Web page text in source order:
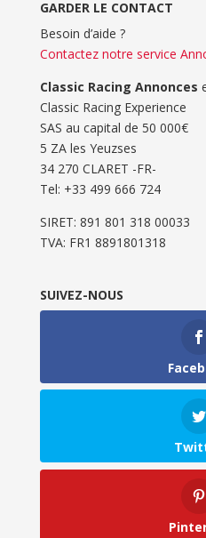
GARDER LE CONTACT
Besoin d’aide ?
Contactez notre service
Classic Racing Annonces
Classic Racing Experience
SAS au capital de 50 000€
5 ZA les Yeuzses
34 270 CLARET -FR-
Tel: ‭+33 499 666 724‬
SIRET: 891 801 318 00033
TVA: FR1 8891801318
SUIVEZ-NOUS